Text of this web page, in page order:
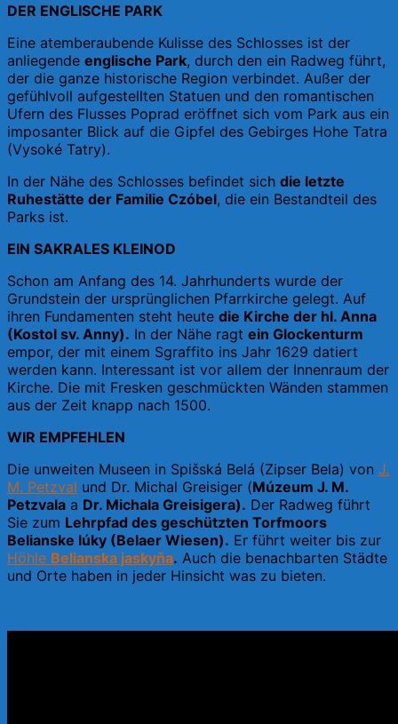
DER ENGLISCHE PARK
Eine atemberaubende Kulisse des Schlosses ist der
anliegende englische Park, durch den ein Radweg führt,
der die ganze historische Region verbindet. Außer der
gefühlvoll aufgestellten Statuen und den romantischen
Ufern des Flusses Poprad eröffnet sich vom Park aus ein
imposanter Blick auf die Gipfel des Gebirges Hohe Tatra
(Vysoké Tatry).
In der Nähe des Schlosses befindet sich die letzte
Ruhestätte der Familie Czóbel, die ein Bestandteil des
Parks ist.
EIN SAKRALES KLEINOD
Schon am Anfang des 14. Jahrhunderts wurde der
Grundstein der ursprünglichen Pfarrkirche gelegt. Auf
ihren Fundamenten steht heute die Kirche der hl. Anna
(Kostol sv. Anny). In der Nähe ragt ein Glockenturm
empor, der mit einem Sgraffito ins Jahr 1629 datiert
werden kann. Interessant ist vor allem der Innenraum der
Kirche. Die mit Fresken geschmückten Wänden stammen
aus der Zeit knapp nach 1500.
WIR EMPFEHLEN
Die unweiten Museen in Spišská Belá (Zipser Bela) von J.
M. Petzval und Dr. Michal Greisiger (Múzeum J. M.
Petzvala a Dr. Michala Greisigera). Der Radweg führt
Sie zum Lehrpfad des geschützten Torfmoors
Belianske lúky (Belaer Wiesen). Er führt weiter bis zur
Höhle Belianska jaskyňa. Auch die benachbarten Städte
und Orte haben in jeder Hinsicht was zu bieten.